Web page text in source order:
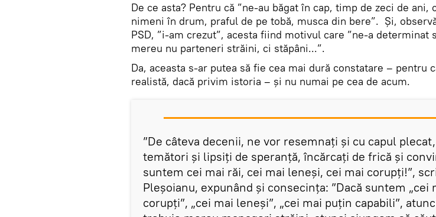
De ce asta? Pentru că ”ne-au băgat în cap, timp de zeci de ani,
nimeni în drum, praful de pe tobă, musca din bere”. Și,
PSD, ”i-am crezut”, acesta fiind motivul care ”ne-a determinat
mereu nu parteneri străini, ci stăpâni...”.
Da, aceasta s-ar putea să fie cea mai dură constatare – pentru
realistă, dacă privim istoria – și nu numai pe cea de acum.
”De câteva decenii, ne vor resemnați și cu capul plecat,
temători și lipsiți de speranță, încărcați de frică și
suntem cei mai răi, cei mai leneși, cei mai corupți!”,
Pleșoianu, expunând și consecința: ”Dacă suntem „cei
corupți”, „cei mai leneși”, „cei mai puțin capabili”,